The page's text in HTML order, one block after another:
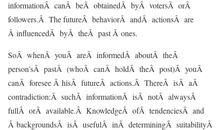
informationÂ canÂ beÂ obtainedÂ byÂ votersÂ orÂ
followers.Â The futureÂ behaviorÂ andÂ actionsÂ are
Â influencedÂ byÂ theÂ past Â ones.
SoÂ whenÂ youÂ areÂ informedÂ aboutÂ theÂ
person’sÂ pastÂ (whoÂ canÂ holdÂ theÂ post)Â youÂ
canÂ foresee Â hisÂ futureÂ actions.Â ThereÂ isÂ aÂ
contradiction:Â suchÂ informationÂ isÂ notÂ alwaysÂ
fullÂ orÂ available.Â KnowledgeÂ ofÂ tendenciesÂ and
Â backgroundsÂ isÂ usefulÂ inÂ determiningÂ suitabilityÂ